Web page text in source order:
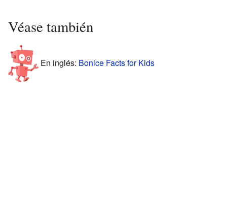
Véase también
En inglés: Bonice Facts for Kids